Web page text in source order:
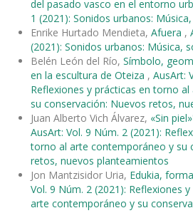
del pasado vasco en el entorno
1 (2021): Sonidos urbanos:
Enrike Hurtado Mendieta, Afuera ,
(2021): Sonidos urbanos: Música,
Belén León del Río, Símbolo,
en la escultura de Oteiza , AusArt:
Reflexiones y prácticas en torno
su conservación: Nuevos retos,
Juan Alberto Vich Álvarez, «Sin
AusArt: Vol. 9 Núm. 2 (2021):
torno al arte contemporáneo y su
retos, nuevos planteamientos
Jon Mantzisidor Uria, Edukia,
Vol. 9 Núm. 2 (2021): Reflexiones
arte contemporáneo y su